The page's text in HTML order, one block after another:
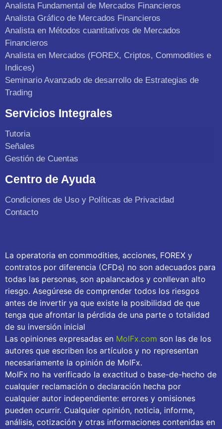
Analista Fundamental de Mercados Financieros
Analista Gráfico de Mercados Financieros
Analista en Métodos cuantitativos de Mercados
Financieros
Analista en Mercados (FOREX, Criptos, Commodities e
Indices)
Seminario Avanzado de desarrollo de Estrategias de
Trading
Servicios Integrales
Tutoria
Señales
Gestión de Cuentas
Centro de Ayuda
Condiciones de Uso y Políticas de Privacidad
Contacto
La operatoria en commodities, acciones, FOREX y
contratos por diferencia (CFDs) no son adecuados para
todas las personas, son apalancados y conllevan alto
riesgo. Asegúrese de comprender todos los riesgos
antes de invertir ya que existe la posibilidad de que
tenga que afrontar la pérdida de una parte o totalidad
de su inversión inicial
Las opiniones expresadas en MolFx.com son las de los
autores que escriben los artículos y no representan
necesariamente la opinión de MolFx.
MolFx no ha verificado la exactitud o base-de-hecho de
cualquier reclamación o declaración hecha por
cualquier autor independiente: errores y omisiones
pueden ocurrir. Cualquier opinión, noticia, informe,
análisis, cotización y otras informaciones contenidas en